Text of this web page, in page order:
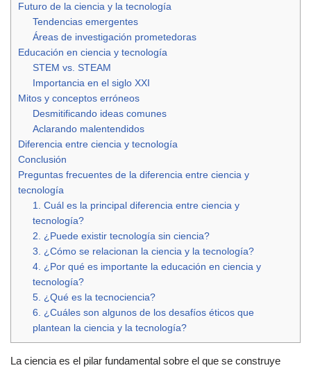
Futuro de la ciencia y la tecnología
Tendencias emergentes
Áreas de investigación prometedoras
Educación en ciencia y tecnología
STEM vs. STEAM
Importancia en el siglo XXI
Mitos y conceptos erróneos
Desmitificando ideas comunes
Aclarando malentendidos
Diferencia entre ciencia y tecnología
Conclusión
Preguntas frecuentes de la diferencia entre ciencia y
tecnología
1. Cuál es la principal diferencia entre ciencia y
tecnología?
2. ¿Puede existir tecnología sin ciencia?
3. ¿Cómo se relacionan la ciencia y la tecnología?
4. ¿Por qué es importante la educación en ciencia y
tecnología?
5. ¿Qué es la tecnociencia?
6. ¿Cuáles son algunos de los desafíos éticos que
plantean la ciencia y la tecnología?
La ciencia es el pilar fundamental sobre el que se construye